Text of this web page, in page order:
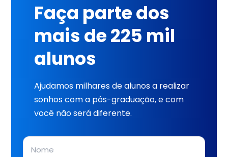
Faça parte dos
mais de 225 mil
alunos
Ajudamos milhares de alunos a realizar
sonhos com a pós-graduação, e com
você não será diferente.